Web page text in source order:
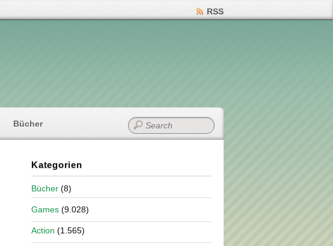
RSS
Bücher
Kategorien
Bücher (8)
Games (9.028)
Action (1.565)